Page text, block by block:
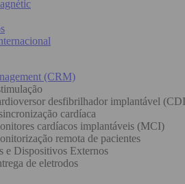
(CRM)
desfibrilhador implantável
cardíaca
cardíacos implantáveis (MCI)
remota de pacientes
e Dispositivos Externos
de eletrodos